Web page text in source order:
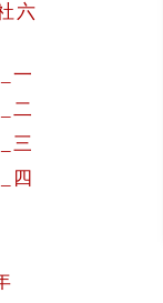
六
一
二
三
四